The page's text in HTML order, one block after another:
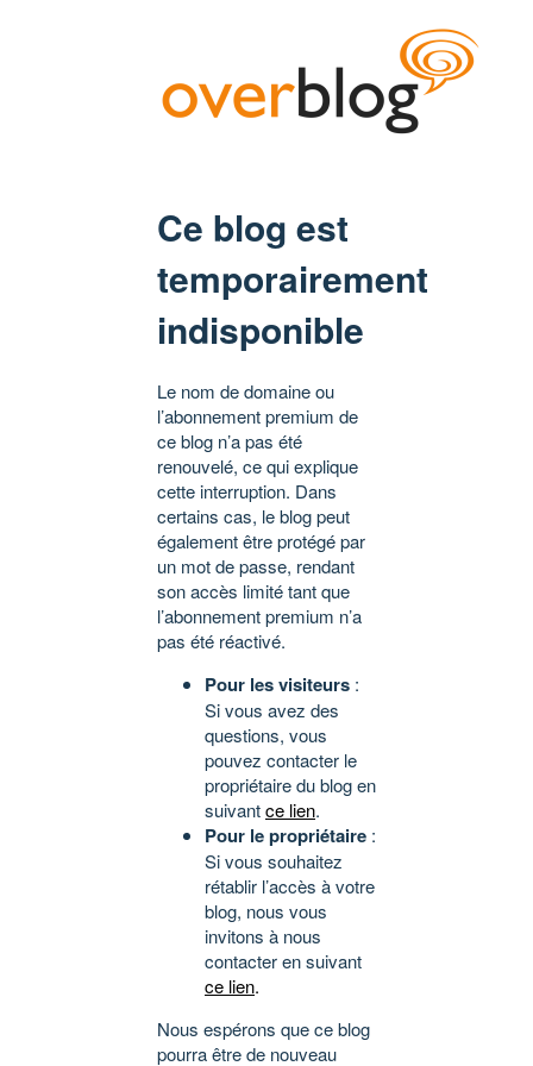
Ce blog est
temporairement
indisponible
Le nom de domaine ou
l’abonnement premium de
ce blog n’a pas été
renouvelé, ce qui explique
cette interruption. Dans
certains cas, le blog peut
également être protégé par
un mot de passe, rendant
son accès limité tant que
l’abonnement premium n’a
pas été réactivé.
Pour les visiteurs :
Si vous avez des
questions, vous
pouvez contacter le
propriétaire du blog en
suivantce lien.
Pour le propriétaire :
Si vous souhaitez
rétablir l’accès à votre
blog, nous vous
invitons à nous
contacter en suivant
ce lien.
Nous espérons que ce blog
pourra être de nouveau